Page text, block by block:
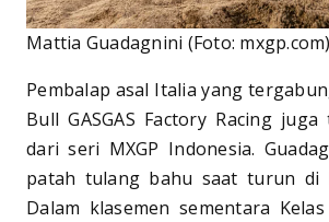
Mattia Guadagnini (Foto: mxgp.com)
Pembalap asal Italia yang
Bull GASGAS Factory Racing
dari seri MXGP Indonesia.
patah tulang bahu saat turun di
Dalam klasemen sementara